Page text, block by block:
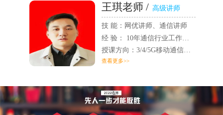
王琪老师 / 高级讲师
技 能：网优讲师、通信讲师
授课方向：3/4/5G移动通信、无线网络优化
查看更多>>
讲师
技 能：就业指导、心理咨询、学生管理